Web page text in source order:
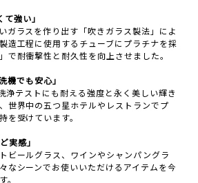
強い」
ガラスを作り出す「吹きガラス製法」によ
造工程に使用するチューブにプラチナを採
で耐衝撃性と耐久性を向上させました。
でも安心」
テストにも耐える強度と永く美しい輝き
世界中の五つ星ホテルやレストランでプ
を受けています。
実感」
ビールグラス、ワインやシャンパングラ
なシーンでお使いいただけるアイテムを今
。